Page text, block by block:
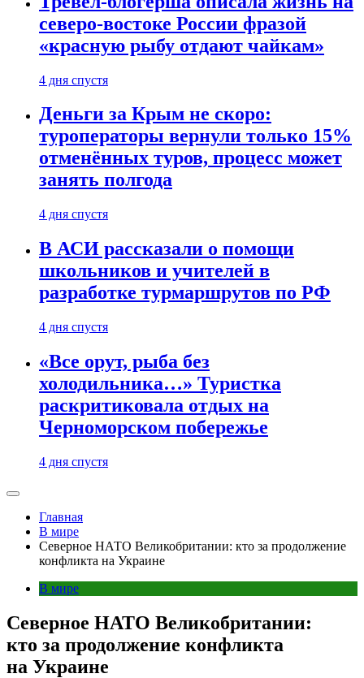
северо-востоке России фразой
«красную рыбу отдают чайкам»
4 дня спустя
Деньги за Крым не скоро:
туроператоры вернули только 15%
отменённых туров, процесс может
занять полгода
4 дня спустя
В АСИ рассказали о помощи
школьников и учителей в
разработке турмаршрутов по РФ
4 дня спустя
«Все орут, рыба без
холодильника…» Туристка
раскритиковала отдых на
Черноморском побережье
4 дня спустя
Главная
В мире
Северное НАТО Великобритании: кто за продолжение
конфликта на Украине
В мире
Северное НАТО Великобритании:
кто за продолжение конфликта
на Украине